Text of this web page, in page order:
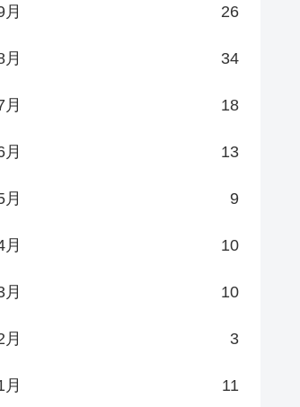
26
34
18
13
9
10
10
3
11